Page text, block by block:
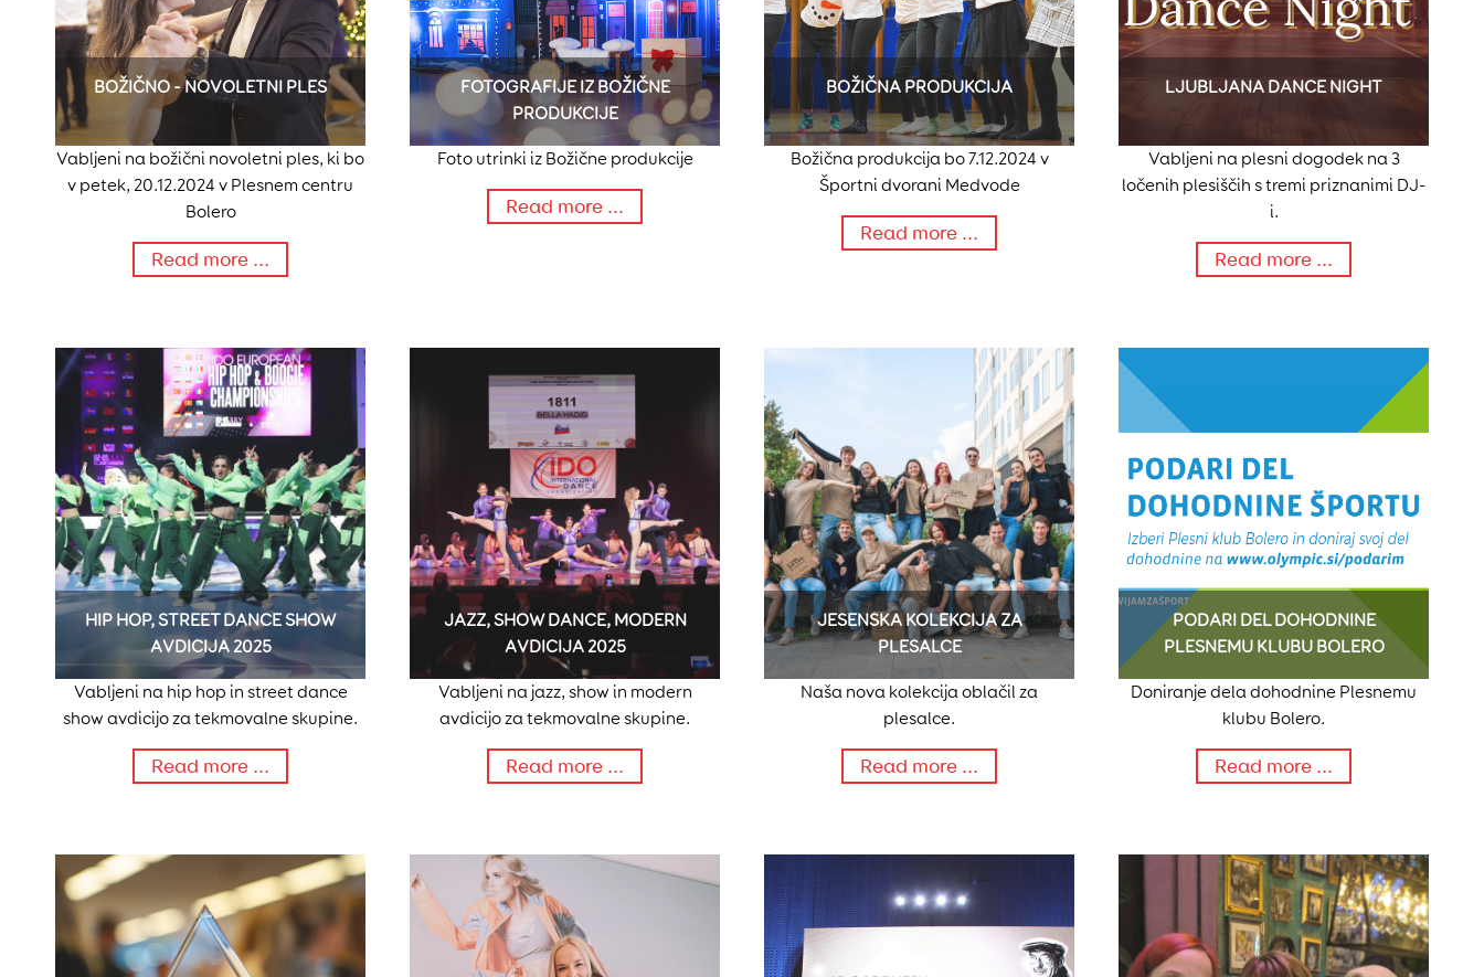
BOŽIČNO - NOVOLETNI PLES
Vabljeni na božični novoletni ples, ki bo
v petek, 20.12.2024 v Plesnem centru
Bolero
Read more ...
FOTOGRAFIJE IZ BOŽIČNE
PRODUKCIJE
Foto utrinki iz Božične produkcije
Read more ...
BOŽIČNA PRODUKCIJA
Božična produkcija bo 7.12.2024 v
Športni dvorani Medvode
Read more ...
LJUBLJANA DANCE NIGHT
Vabljeni na plesni dogodek na 3
ločenih plesiščih s tremi priznanimi DJ-
i.
Read more ...
HIP HOP, STREET DANCE SHOW
AVDICIJA 2025
Vabljeni na hip hop in street dance
show avdicijo za tekmovalne skupine.
Read more ...
JAZZ, SHOW DANCE, MODERN
AVDICIJA 2025
Vabljeni na jazz, show in modern
avdicijo za tekmovalne skupine.
Read more ...
JESENSKA KOLEKCIJA ZA
PLESALCE
Naša nova kolekcija oblačil za
plesalce.
Read more ...
PODARI DEL DOHODNINE
PLESNEMU KLUBU BOLERO
Doniranje dela dohodnine Plesnemu
klubu Bolero.
Read more ...